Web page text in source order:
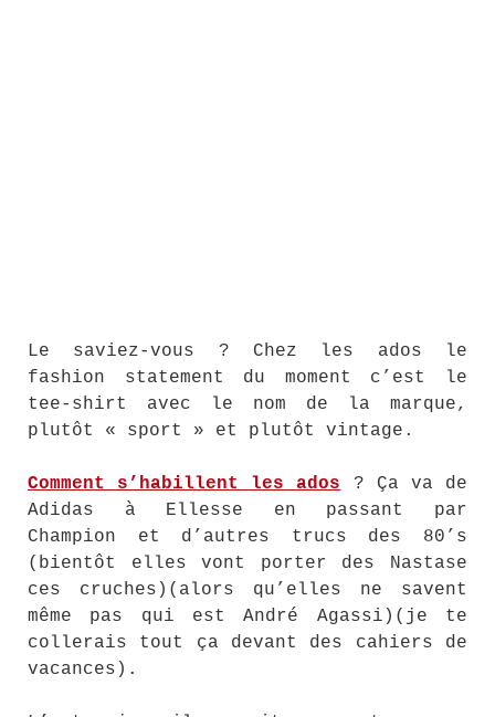
Le saviez-vous ? Chez les ados le
fashion statement du moment c’est le
tee-shirt avec le nom de la marque,
plutôt « sport » et plutôt vintage.
Comment s’habillent les ados ? Ça va de
Adidas à Ellesse en passant par
Champion et d’autres trucs des 80’s
(bientôt elles vont porter des Nastase
ces cruches)(alors qu’elles ne savent
même pas qui est André Agassi)(je te
collerais tout ça devant des cahiers de
vacances).